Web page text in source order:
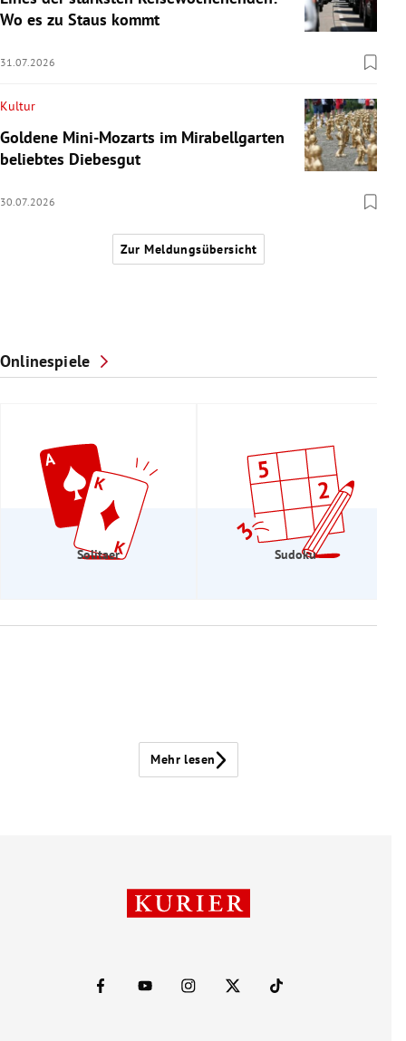
Wo es zu Staus kommt
31.07.2026
Kultur
Goldene Mini-Mozarts im Mirabellgarten
beliebtes Diebesgut
30.07.2026
Zur Meldungsübersicht
Onlinespiele
Solitaer Sudoku
Mehr lesen